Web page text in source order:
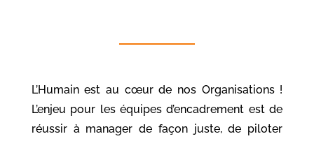
L’Humain est au cœur de nos Organisations !
L’enjeu pour les équipes d’encadrement est de
réussir à manager de façon juste, de piloter